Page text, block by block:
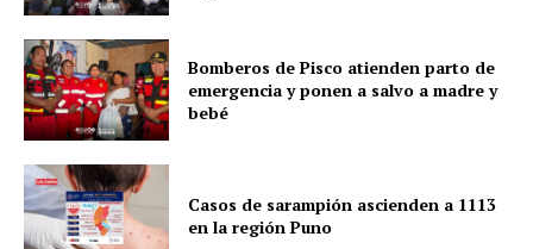
Bomberos de Pisco atienden parto de
emergencia y ponen a salvo a madre y
bebé
Casos de sarampión ascienden a 1113
en la región Puno